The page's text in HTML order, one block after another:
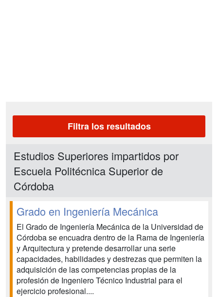
Filtra los resultados
Estudios Superiores impartidos por
Escuela Politécnica Superior de
Córdoba
Grado en Ingeniería Mecánica
El Grado de Ingeniería Mecánica de la Universidad de
Córdoba se encuadra dentro de la Rama de Ingeniería
y Arquitectura y pretende desarrollar una serie
capacidades, habilidades y destrezas que permiten la
adquisición de las competencias propias de la
profesión de Ingeniero Técnico Industrial para el
ejercicio profesional....